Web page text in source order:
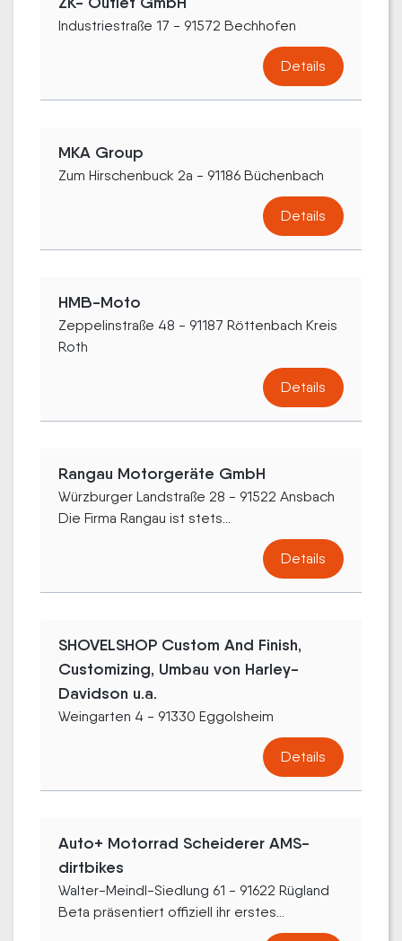
Industriestraße 17 - 91572 Bechhofen
Details
MKA Group
Zum Hirschenbuck 2a - 91186 Büchenbach
Details
HMB-Moto
Zeppelinstraße 48 - 91187 Röttenbach Kreis
Roth
Details
Rangau Motorgeräte GmbH
Würzburger Landstraße 28 - 91522 Ansbach
Die Firma Rangau ist stets...
Details
SHOVELSHOP Custom And Finish,
Customizing, Umbau von Harley-
Davidson u.a.
Weingarten 4 - 91330 Eggolsheim
Details
Auto+ Motorrad Scheiderer AMS-
dirtbikes
Walter-Meindl-Siedlung 61 - 91622 Rügland
Beta präsentiert offiziell ihr erstes...